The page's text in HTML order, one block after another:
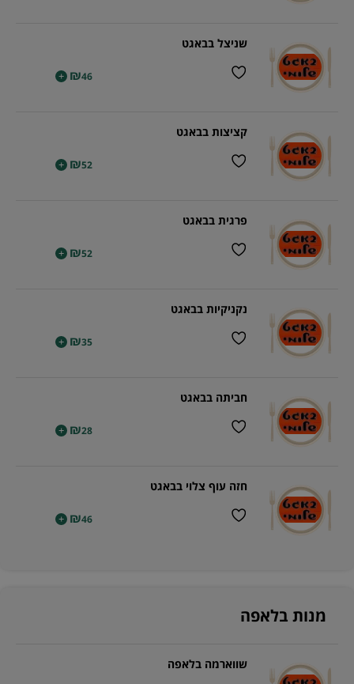
שניצל בבאגט
₪46
+
קציצות בבאגט
₪52
+
פרגית בבאגט
₪52
+
נקניקיות בבאגט
₪35
+
חביתה בבאגט
₪28
+
חזה עוף צלוי בבאגט
₪46
+
מנות בלאפה
שווארמה בלאפה